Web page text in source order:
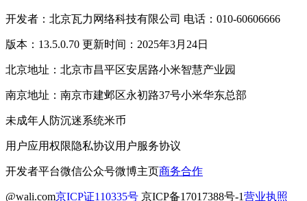
开发者：北京瓦力网络科技有限公司 电话：010-60606666
版本：13.5.0.70 更新时间：2025年3月24日
北京地址：北京市昌平区安居路小米智慧产业园
南京地址：南京市建邺区永初路37号小米华东总部
未成年人防沉迷系统米币
用户应用权限隐私协议用户服务协议
开发者平台微信公众号微博主页商务合作
@wali.com京ICP证110335号 京ICP备17017388号-1营业执照